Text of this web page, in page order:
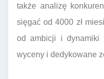
także analizę
sięgać od 4000 zł
od ambicji i dynamiki
wyceny i dedykowane